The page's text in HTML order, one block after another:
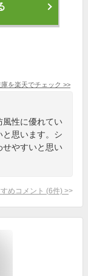
を楽天でチェック >>
風性に優れてい
と思います。シ
せやすいと思い
めコメント (6件) >